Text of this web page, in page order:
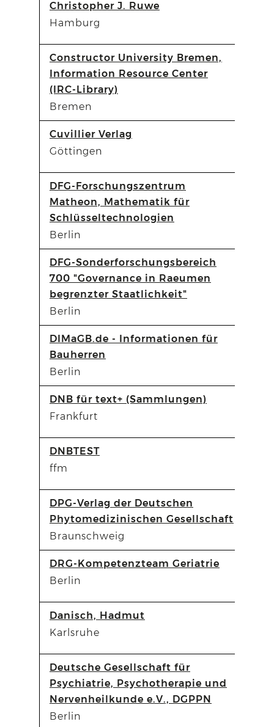
Christopher J. Ruwe
Hamburg
Constructor University Bremen,
Information Resource Center
(IRC-Library)
Bremen
Cuvillier Verlag
Göttingen
DFG-Forschungszentrum
Matheon, Mathematik für
Schlüsseltechnologien
Berlin
DFG-Sonderforschungsbereich
700 "Governance in Raeumen
begrenzter Staatlichkeit"
Berlin
DIMaGB.de - Informationen für
Bauherren
Berlin
DNB für text+ (Sammlungen)
Frankfurt
DNBTEST
ffm
DPG-Verlag der Deutschen
Phytomedizinischen Gesellschaft
Braunschweig
DRG-Kompetenzteam Geriatrie
Berlin
Danisch, Hadmut
Karlsruhe
Deutsche Gesellschaft für
Psychiatrie, Psychotherapie und
Nervenheilkunde e.V., DGPPN
Berlin